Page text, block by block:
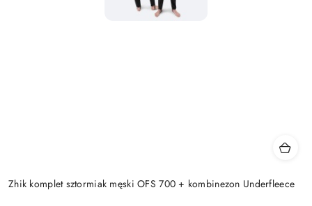
Zhik komplet sztormiak męski OFS 700 + kombinezon Underfleece